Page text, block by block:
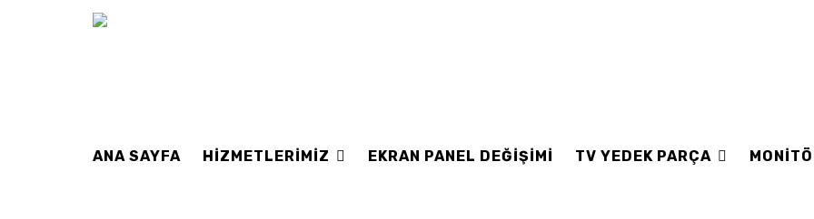
ANA SAYFA HIZMETLERIMIZ EKRAN PANEL DEĞİŞİMİ TV YEDEK PARÇA